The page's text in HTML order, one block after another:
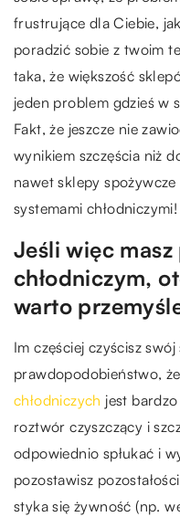
frustrujące dla Ciebie,
poradzić sobie z twoim
taka, że większość
jeden problem gdzieś w
Fakt, że jeszcze nie
wynikiem szczęścia niż
nawet sklepy
systemami chłodniczymi!
Jeśli więc masz
chłodniczym,
warto
Im częściej czyścisz
prawdopodobieństwo,
chłodniczych jest
roztwór czyszczący i
odpowiednio spłukać i
pozostawisz
styka się żywność (np.